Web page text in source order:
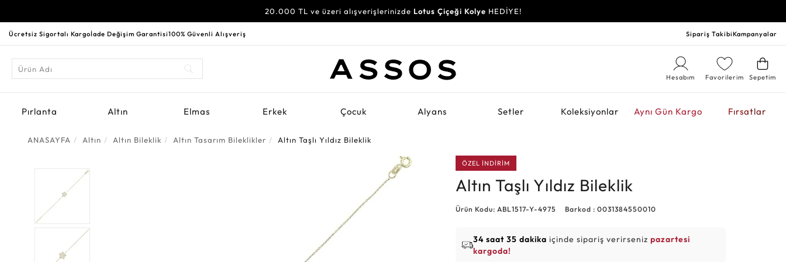
20.000 TL ve üzeri alışverişlerinizde Lotus Çiçeği Kolye HEDİYE!
Ücretsiz Sigortalı Kargoİade Değişim Garantisi100% Güvenli Alışveriş Sipariş TakibiKampanyalar
Sepetim
Favorilerim
Hesabım
Pırlanta Altın Elmas Erkek Çocuk Alyans Setler Koleksiyonlar Aynı Gün Kargo Fırsatlar
ANASAYFA Altın Altın Bileklik Altın Tasarım Bileklikler Altın Taşlı Yıldız Bileklik
ÖZEL İNDİRİM
Altın Taşlı Yıldız Bileklik
Ürün Kodu: ABL1517-Y-4975 Barkod : 0031384550010
34 saat 35 dakika içinde sipariş verirsenizpazartesi
kargoda!